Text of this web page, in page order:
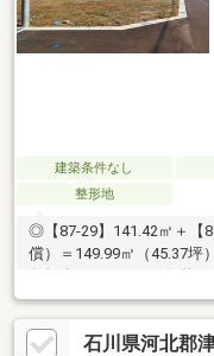
建築条件なし
整形地
◎【87-29】141.42㎡＋【
償）＝149.99㎡（45.37
円は津幡役場へお支払い
石川県河北郡